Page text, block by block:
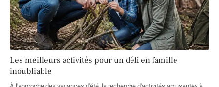
Les meilleurs activités pour un défi en famille
inoubliable